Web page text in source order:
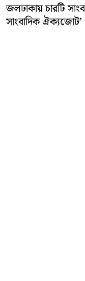
জলঢাকায় চারটি
সাংবাদিক